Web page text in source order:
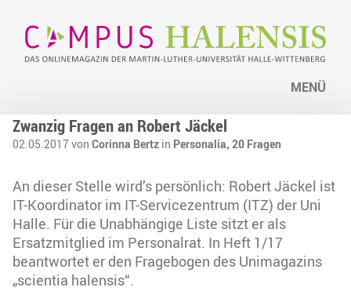
MENÜ
Zwanzig Fragen an Robert Jäckel
02.05.2017 von Corinna Bertz in Personalia, 20 Fragen
An dieser Stelle wird’s persönlich: Robert Jäckel ist
IT-Koordinator im IT-Servicezentrum (ITZ) der Uni
Halle. Für die Unabhängige Liste sitzt er als
Ersatzmitglied im Personalrat. In Heft 1/17
beantwortet er den Fragebogen des Unimagazins
„scientia halensis“.